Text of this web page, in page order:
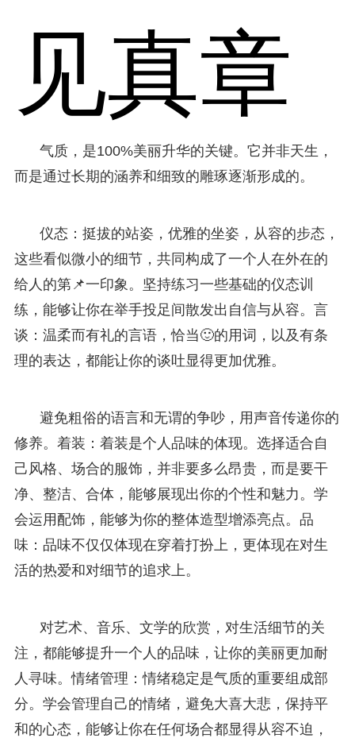
见真章
气质，是100%美丽升华的关键。它并非天生，
而是通过长期的涵养和细致的雕琢逐渐形成的。
仪态：挺拔的站姿，优雅的坐姿，从容的步态，
这些看似微小的细节，共同构成了一个人在外在的
给人的第📌一印象。坚持练习一些基础的仪态训
练，能够让你在举手投足间散发出自信与从容。言
谈：温柔而有礼的言语，恰当🙂的用词，以及有条
理的表达，都能让你的谈吐显得更加优雅。
避免粗俗的语言和无谓的争吵，用声音传递你的
修养。着装：着装是个人品味的体现。选择适合自
己风格、场合的服饰，并非要多么昂贵，而是要干
净、整洁、合体，能够展现出你的个性和魅力。学
会运用配饰，能够为你的整体造型增添亮点。品
味：品味不仅仅体现在穿着打扮上，更体现在对生
活的热爱和对细节的追求上。
对艺术、音乐、文学的欣赏，对生活细节的关
注，都能够提升一个人的品味，让你的美丽更加耐
人寻味。情绪管理：情绪稳定是气质的重要组成部
分。学会管理自己的情绪，避免大喜大悲，保持平
和的心态，能够让你在任何场合都显得从容不迫，